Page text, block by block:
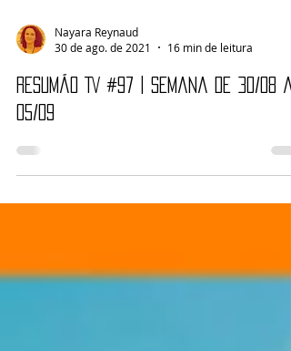
Nayara Reynaud
30 de ago. de 2021
16 min de leitura
Resumão TV #97 | Semana de 30/08 a
05/09